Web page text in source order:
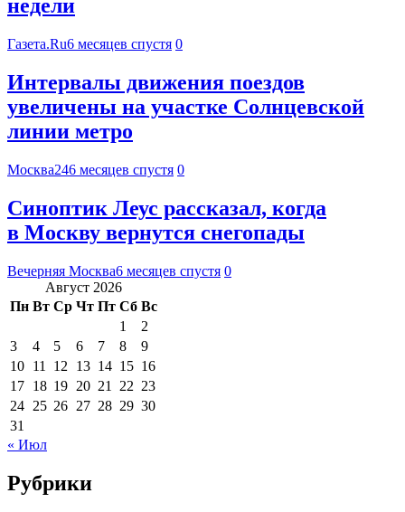
недели
Газета.Ru6 месяцев спустя 0
Интервалы движения поездов
увеличены на участке Солнцевской
линии метро
Москва246 месяцев спустя 0
Синоптик Леус рассказал, когда
в Москву вернутся снегопады
Вечерняя Москва6 месяцев спустя 0
Август 2026
Пн Вт Ср Чт Пт Сб Вс
1
2
3
4 5 6 7 8
9
10 11 12 13 14 15 16
17 18 19 20 21 22 23
24 25 26 27 28 29 30
31
« Июл
Рубрики